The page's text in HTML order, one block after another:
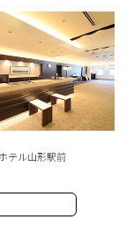
テル山形駅前